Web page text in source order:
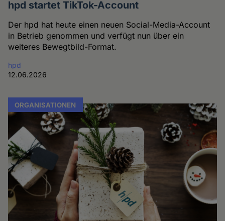
hpd startet TikTok-Account
Der hpd hat heute einen neuen Social-Media-Account
in Betrieb genommen und verfügt nun über ein
weiteres Bewegtbild-Format.
hpd
12.06.2026
ORGANISATIONEN